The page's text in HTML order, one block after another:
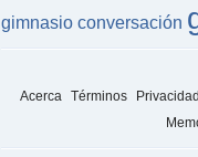
gimnasio conversación
Acerca Términos Privacidad